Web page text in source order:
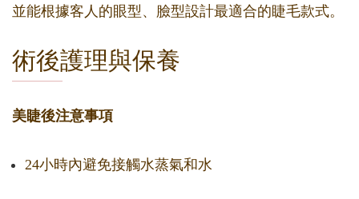
並能根據客人的眼型、臉型設計最適合的睫毛款式。
術後護理與保養
美睫後注意事項
24小時內避免接觸水蒸氣和水